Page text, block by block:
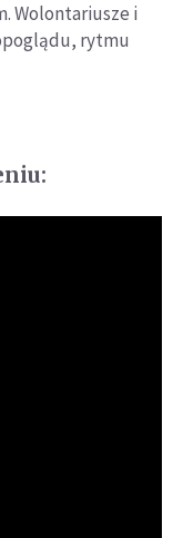
Wolontariusze i
rytmu